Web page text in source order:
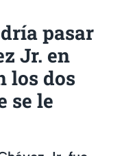
pasar
Jr. en
los dos
se le